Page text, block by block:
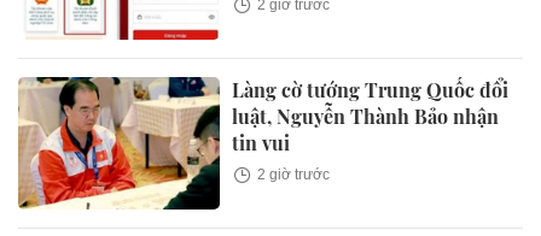
2 giờ trước
Làng cờ tướng Trung Quốc đổi
luật, Nguyễn Thành Bảo nhận
tin vui
2 giờ trước